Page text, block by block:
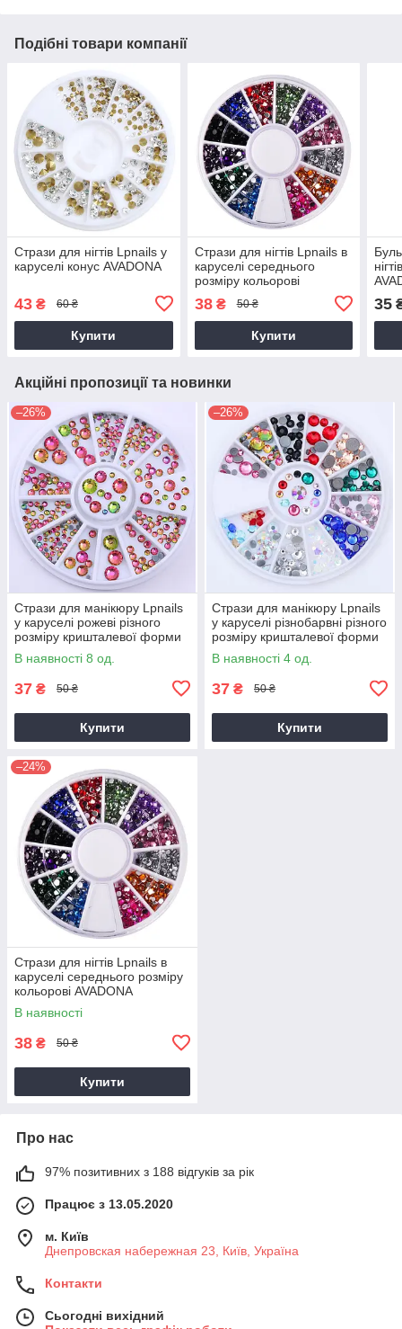
Подібні товари компанії
Стрази для нігтів Lpnails у
каруселі конус AVADONA
43 ₴ 60 ₴
Купити
Стрази для нігтів Lpnails в
каруселі середнього
розміру кольорові
38₴ 50 ₴
Купити
35
Акційні пропозиції та новинки
–26%
Стрази для манікюру Lpnails
у каруселі рожеві різного
розміру кришталевої форми
В наявності 8 од.
37 ₴ 50 ₴
Купити
–26%
Стрази для манікюру Lpnails
у каруселі різнобарвні різного
розміру кришталевої форми
В наявності 4 од.
37 ₴ 50 ₴
Купити
–24%
Стрази для нігтів Lpnails в
каруселі середнього розміру
кольорові AVADONA
В наявності
38 ₴ 50 ₴
Купити
Про нас
97% позитивних з 188 відгуків за рік
Працює з 13.05.2020
м. Київ
Днепровская набережная 23, Київ, Україна
Контакти
Сьогодні вихідний